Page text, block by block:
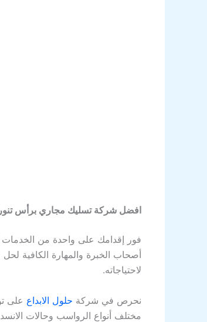
افضل شركة تسليك مجاري برأس
فور إقدامك على واحدة من
أصحاب الخبرة والمهارة الكافية
لاحتياجاته.
نحرص في شركة حلول الابداع على
مختلف أنواع الرواسب وحالات